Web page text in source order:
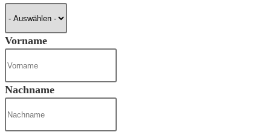
Vorname
Nachname